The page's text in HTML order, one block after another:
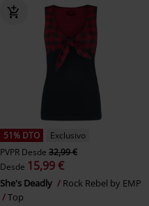
51% DTO
Exclusivo
PVPR Desde 32,99 €
Desde 15,99 €
She's Deadly
Rock Rebel by EMP
Top